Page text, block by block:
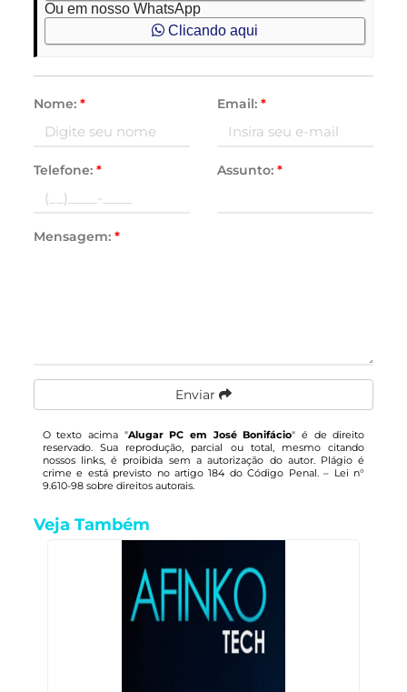
Ou em nosso WhatsApp
Clicando aqui
Nome: * Email: *
Telefone: * Assunto: *
Mensagem: *
Enviar
O texto acima "Alugar PC em José Bonifácio" é de direito
reservado. Sua reprodução, parcial ou total, mesmo citando
nossos links, é proibida sem a autorização do autor. Plágio é
crime e está previsto no artigo 184 do Código Penal. – Lei n°
9.610-98 sobre direitos autorais.
Veja Também